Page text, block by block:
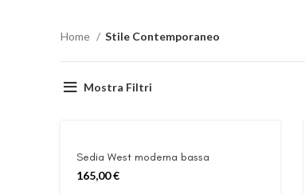
Home Stile Contemporaneo
Mostra Filtri
Sedia West moderna bassa
165,00€